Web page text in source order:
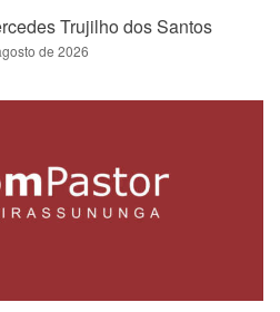
Trujilho dos Santos
de 2026